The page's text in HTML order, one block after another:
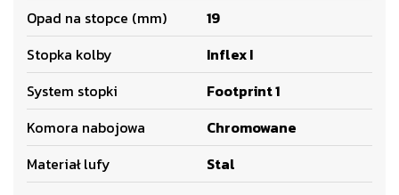
Opad na stopce (mm)
19
Stopka kolby
Inflex I
System stopki
Footprint 1
Komora nabojowa
Chromowane
Materiał lufy
Stal